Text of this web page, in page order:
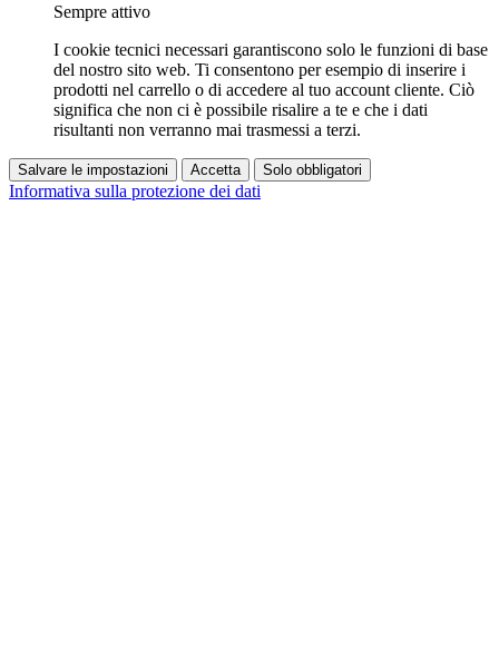
Sempre attivo
I cookie tecnici necessari garantiscono solo le funzioni di base
del nostro sito web. Ti consentono per esempio di inserire i
prodotti nel carrello o di accedere al tuo account cliente. Ciò
significa che non ci è possibile risalire a te e che i dati
risultanti non verranno mai trasmessi a terzi.
Salvare le impostazioni Accetta Solo obbligatori
Informativa sulla protezione dei dati